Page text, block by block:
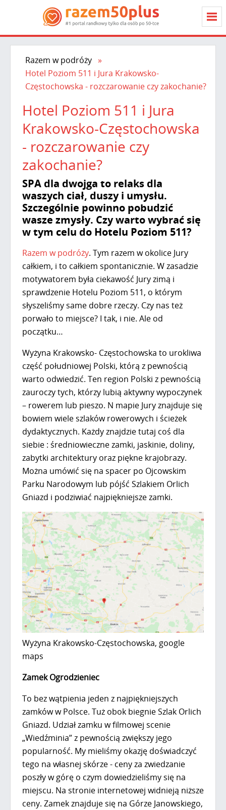
Razem w podróży
Hotel Poziom 511 i Jura Krakowsko-
Częstochowska - rozczarowanie czy zakochanie?
Hotel Poziom 511 i Jura
Krakowsko-Częstochowska
- rozczarowanie czy
zakochanie?
SPA dla dwojga to relaks dla
waszych ciał, duszy i umysłu.
Szczególnie powinno pobudzić
wasze zmysły. Czy warto wybrać się
w tym celu do Hotelu Poziom 511?
Razem w podróży. Tym razem w okolice Jury
całkiem, i to całkiem spontanicznie. W zasadzie
motywatorem była ciekawość Jury zimą i
sprawdzenie Hotelu Poziom 511, o którym
słyszeliśmy same dobre rzeczy. Czy nas też
porwało to miejsce? I tak, i nie. Ale od
początku…
Wyżyna Krakowsko- Częstochowska to urokliwa
część południowej Polski, którą z pewnością
warto odwiedzić. Ten region Polski z pewnością
zauroczy tych, którzy lubią aktywny wypoczynek
– rowerem lub pieszo. N mapie Jury znajduje się
bowiem wiele szlaków rowerowych i ścieżek
dydaktycznych. Każdy znajdzie tutaj coś dla
siebie : średniowieczne zamki, jaskinie, doliny,
zabytki architektury oraz piękne krajobrazy.
Można umówić się na spacer po Ojcowskim
Parku Narodowym lub pójść Szlakiem Orlich
Gniazd i podziwiać najpiękniejsze zamki.
Wyżyna Krakowsko-Częstochowska, google
maps
Zamek Ogrodzieniec
To bez wątpienia jeden z najpiękniejszych
zamków w Polsce. Tuż obok biegnie Szlak Orlich
Gniazd. Udział zamku w filmowej scenie
„Wiedźminia” z pewnością zwiększy jego
popularność. My mieliśmy okazję doświadczyć
tego na własnej skórze - ceny za zwiedzanie
poszły w górę o czym dowiedzieliśmy się na
miejscu. Na stronie internetowej widnieją niższe
ceny. Zamek znajduje się na Górze Janowskiego,